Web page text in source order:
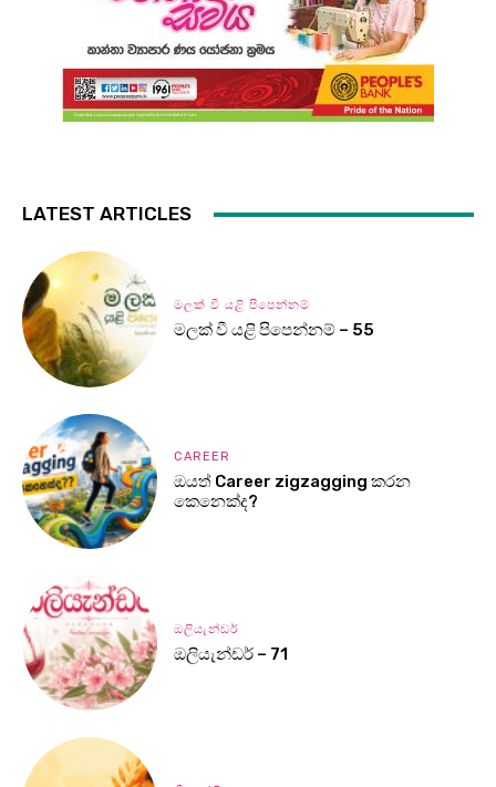
LATEST ARTICLES
මලක් වී යළි පිපෙන්නම්
මලක් වී යළි පිපෙන්නම් – 55
CAREER
ඔයත් Career zigzagging කරන
කෙනෙක්ද?
ඔලියැන්ඩර්
ඔලියැන්ඩර් – 71